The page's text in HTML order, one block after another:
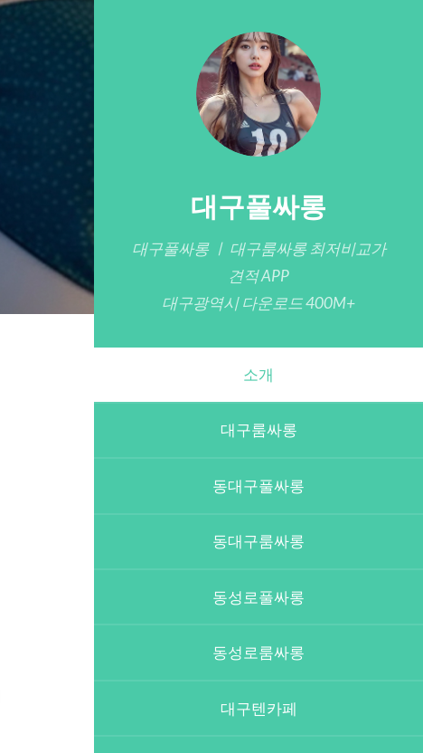
대구풀싸롱
대구풀싸롱 ㅣ 대구룸싸롱 최저비교가
견적 APP
대구광역시 다운로드 400M+
소개
대구룸싸롱
동대구풀싸롱
동대구룸싸롱
동성로풀싸롱
동성로룸싸롱
대구텐카페